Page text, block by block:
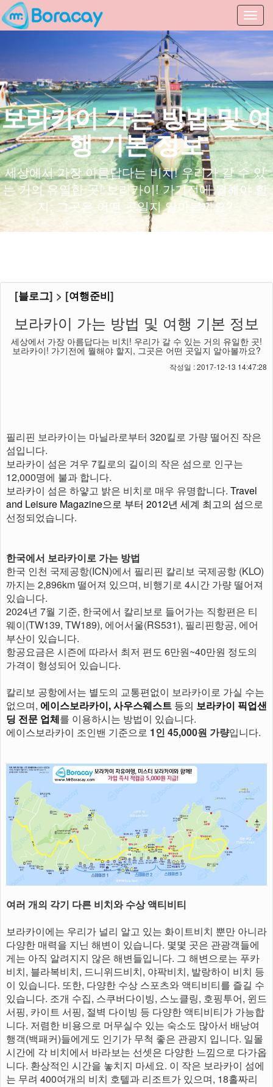
보라카이 가는 방법 및 여
행 기본 정보
세상에서 가장 아름답다는 비치! 우리가 갈 수 있
는 거의 유일한 곳! 보라카이! 가기전에 뭘해야 할
지, 그곳은 어떤 곳일지 알아볼까요?
[블로그] > [여행준비]
보라카이 가는 방법 및 여행 기본 정보
세상에서 가장 아름답다는 비치! 우리가 갈 수 있는 거의 유일한 곳!
보라카이! 가기전에 뭘해야 할지, 그곳은 어떤 곳일지 알아볼까요?
작성일 : 2017-12-13 14:47:28
필리핀 보라카이는 마닐라로부터 320킬로 가량 떨어진 작은
섬입니다.
보라카이 섬은 겨우 7킬로의 길이의 작은 섬으로 인구는
12,000명에 불과 합니다.
보라카이 섬은 하얗고 밝은 비치로 매우 유명합니다. Travel
and Leisure Magazine으로 부터 2012년 세계 최고의 섬으로
선정되었습니다.
한국에서 보라카이로 가는 방법
한국 인천 국제공항(ICN)에서 필리핀 칼리보 국제공항 (KLO)
까지는 2,896km 떨어져 있으며, 비행기로 4시간 가량 떨어져
있습니다.
2024년 7월 기준, 한국에서 칼리보로 들어가는 직항편은 티
웨이(TW139, TW189), 에어서울(RS531), 필리핀항공, 에어
부산이 있습니다.
항공요금은 시즌에 따라서 최저 편도 6만원~40만원 정도의
가격이 형성되어 있습니다.
칼리보 공항에서는 별도의 교통편없이 보라카이로 가실 수는
없으며, 에이스보라카이, 사우스웨스트 등의 보라카이 픽업샌
딩 전문 업체를 이용하시는 방법이 있습니다.
에이스보라카이 조인밴 기준으로 1인 45,000원 가량입니다.
여러 개의 각기 다른 비치와 수상 액티비티
보라카이에는 우리가 널리 알고 있는 화이트비치 뿐만 아니라
다양한 매력을 지닌 해변이 있습니다. 몇몇 곳은 관광객들에
게는 아직 알려지지 않은 해변들입니다. 그 해변으로는 푸카
비치, 블라복비치, 드니위드비치, 야팍비치, 발랑하이 비치 등
이 있습니다. 또한, 다양한 수상 스포츠와 액티비티를 즐길 수
있습니다. 조개 수집, 스쿠버다이빙, 스노클링, 호핑투어, 윈드
서핑, 카이트 서핑, 절벽 다이빙 등 다양한 액티비티가 가능합
니다. 저렴한 비용으로 머무실수 있는 숙소도 많아서 배낭여
행객(백패커)들에게도 인기가 무척 좋은 관광지 입니다. 일몰
시간에 각 비치에서 바라보는 선셋은 다양한 느낌으로 다가옵
니다. 환상적인 시간을 놓치지 마세요. 이 작은 보라카이 섬에
는 무려 400여개의 비치 호텔과 리조트가 있으며, 18홀짜리